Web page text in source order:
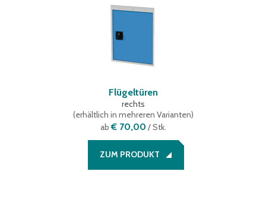
Flügeltüren
rechts
(erhältlich in mehreren Varianten)
ab€ 70,00 / Stk.
ZUM PRODUKT